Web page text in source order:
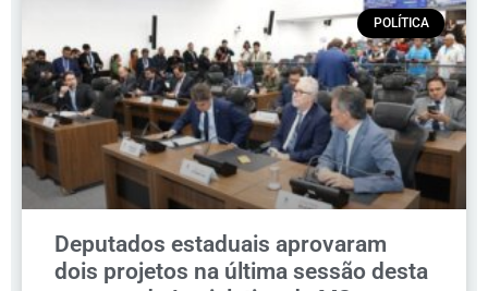
POLÍTICA
Deputados estaduais aprovaram
dois projetos na última sessão desta